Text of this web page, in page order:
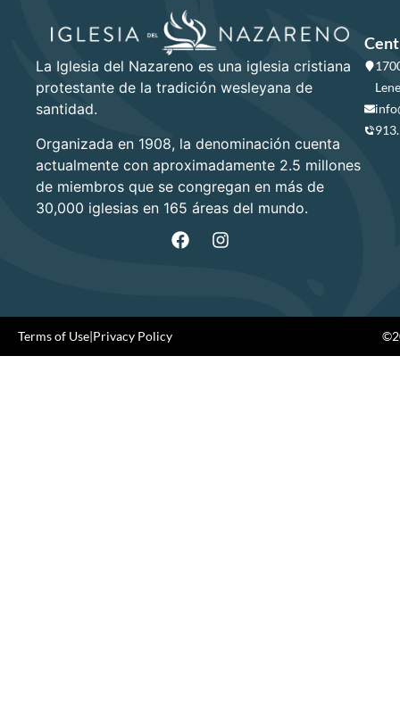
La Iglesia del Nazareno es una iglesia cristiana
protestante de la tradición wesleyana de
santidad.
Organizada en 1908, la denominación cuenta
actualmente con aproximadamente 2.5 millones
de miembros que se congregan en más de
30,000 iglesias en 165 áreas del mundo.
Terms of Use|Privacy Policy